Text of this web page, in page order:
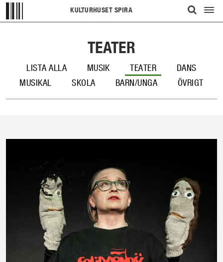
KULTURHUSET SPIRA
ÖPPNAVisa/
meny
TEATER
LISTA ALLA MUSIK TEATER
DANS
MUSIKAL
SKOLA BARN/UNGA ÖVRIGT